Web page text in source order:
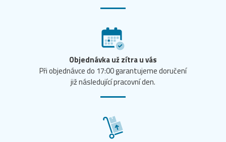
Objednávka už zítra u vás
Při objednávce do 17:00 garantujeme doručení
již následující pracovní den.